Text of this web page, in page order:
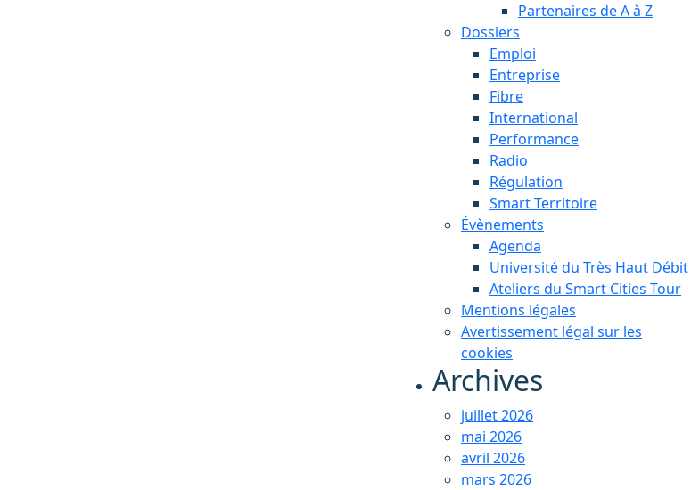
Partenaires de A à Z
Dossiers
Emploi
Entreprise
Fibre
International
Performance
Radio
Régulation
Smart Territoire
Évènements
Agenda
Université du Très Haut Débit
Ateliers du Smart Cities Tour
Mentions légales
Avertissement légal sur les
cookies
Archives
juillet 2026
mai 2026
avril 2026
mars 2026